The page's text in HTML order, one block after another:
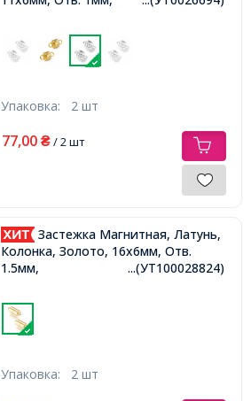
Упаковка: 2 шт
77,00 ₴/ 2 шт
Застежка Магнитная, Латунь,
Колонка, Золото, 16х6мм, Отв.
1.5мм,
...(УТ100028824)
Упаковка: 2 шт